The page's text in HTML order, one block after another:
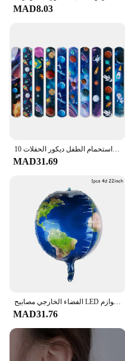
MAD8.03
10 قطعة موضوع الفضاء الخارجي صفعة أساور رائد الفضاء كوكب نمط التصفيق دائرة لعبة أطفال حفلة عيد ميلاد هدية استحمام الطفل ديكور الحفلات
MAD31.69
الفضاء الخارجي مصابيح LED للحفلات رائد الفضاء صاروخ المريخ سفينة الفضاء سلسلة ضوء غالاكسي النظام الشمسي حفلة صبي أول عيد ميلاد لوازم
MAD31.76